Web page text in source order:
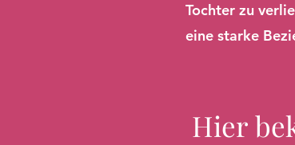
Tochter zu
eine starke
Hier